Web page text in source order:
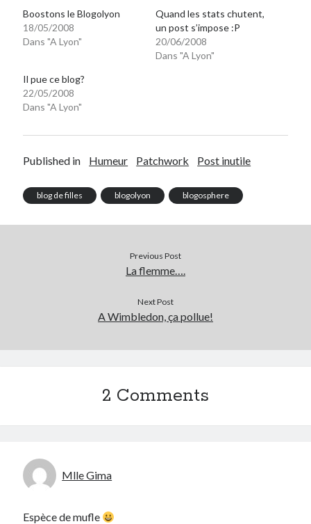
Geek
Green
Humeur
Lyon
Lyon à Livre Ouvert
Mini-monsieur
Patchwork
Post inutile
Sons
Boostons le Blogolyon
18/05/2008
Dans "A Lyon"
Quand les stats chutent,
un post s’impose :P
20/06/2008
Dans "A Lyon"
Il pue ce blog?
22/05/2008
Dans "A Lyon"
Published in Humeur Patchwork Post inutile
blog de filles blogolyon blogosphere
Previous Post
La flemme….
Next Post
A Wimbledon, ça pollue!
2 Comments
Mlle Gima
Espèce de mufle